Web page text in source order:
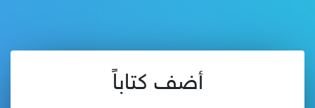
أضف كتاباً